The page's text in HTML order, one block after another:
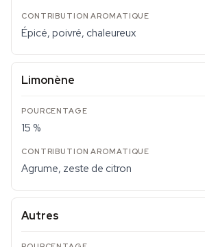
Épicé, poivré, chaleureux
Limonène
15 %
Agrume, zeste de citron
Autres